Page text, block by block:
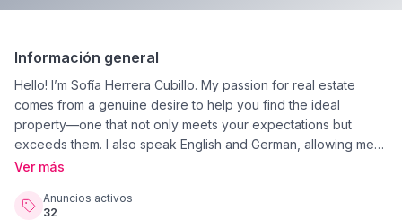
Información general
Hello! I’m Sofía Herrera Cubillo. My passion for real estate
comes from a genuine desire to help you find the ideal
property—one that not only meets your expectations but
exceeds them. I also speak English and German, allowing me
to provide you with a more personalized and seamless
meeting!
Ver más
Anuncios activos
32